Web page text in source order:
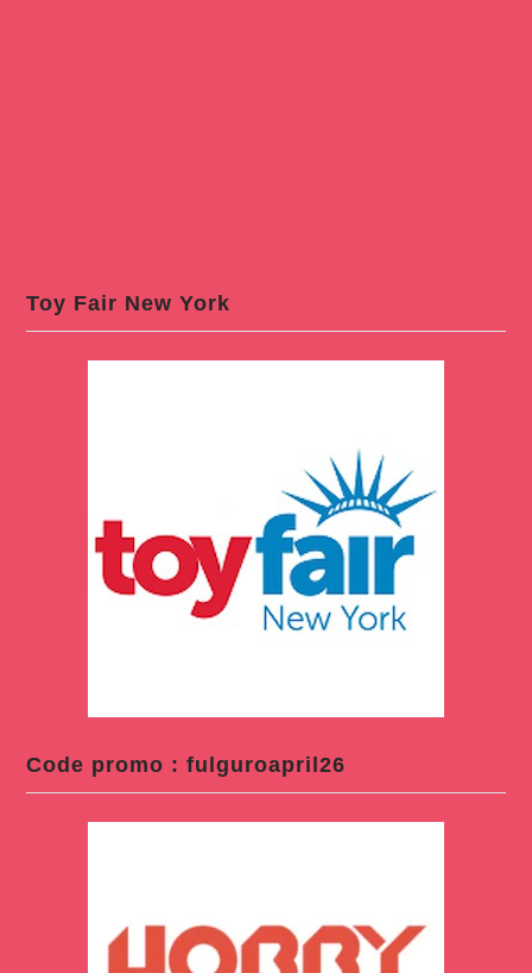
Toy Fair New York
Code promo : fulguroapril26